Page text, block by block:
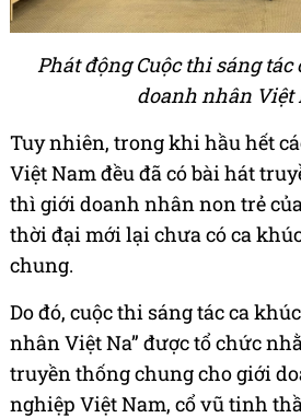
Phát động Cuộc thi sáng tác
doanh nhân Việt
Tuy nhiên, trong khi hầu hết
Việt Nam đều đã có bài hát
thì giới doanh nhân non trẻ
thời đại mới lại chưa có ca
chung.
Do đó, cuộc thi sáng tác ca
nhân Việt Na” được tổ chức
truyền thống chung cho giới
nghiệp Việt Nam, cổ vũ tinh